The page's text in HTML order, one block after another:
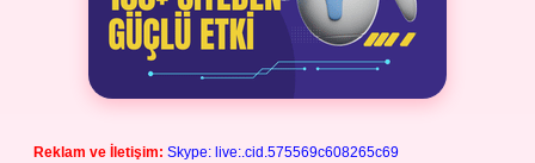
Reklam ve İletişim: Skype: live:.cid.575569c608265c69